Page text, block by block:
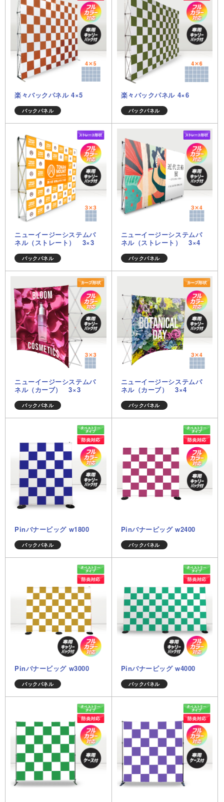
楽々バックパネル 4×5
バックパネル
楽々バックパネル 4×6
バックパネル
ニューイージーシステムパ
ネル（ストレート） 3×3
バックパネル
ニューイージーシステムパ
ネル（ストレート） 3×4
バックパネル
ニューイージーシステムパ
ネル（カーブ） 3×3
バックパネル
ニューイージーシステムパ
ネル（カーブ） 3×4
バックパネル
Pinバナービッグ w1800
バックパネル
Pinバナービッグ w2400
バックパネル
Pinバナービッグ w3000
バックパネル
Pinバナービッグ w4000
バックパネル